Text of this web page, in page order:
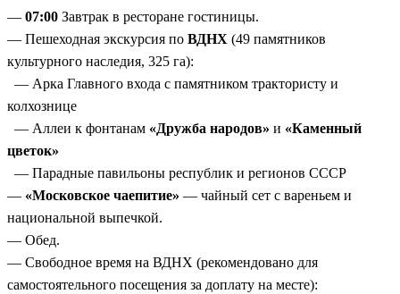
— 07:00 Завтрак в ресторане гостиницы.
— Пешеходная экскурсия по ВДНХ (49 памятников
культурного наследия, 325 га):
— Арка Главного входа с памятником трактористу и
колхознице
— Аллеи к фонтанам «Дружба народов» и «Каменный
цветок»
— Парадные павильоны республик и регионов СССР
— «Московское чаепитие» — чайный сет с вареньем и
национальной выпечкой.
— Обед.
— Свободное время на ВДНХ (рекомендовано для
самостоятельного посещения за доплату на месте):